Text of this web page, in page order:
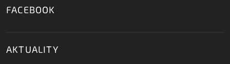
FACEBOOK
AKTUALITY